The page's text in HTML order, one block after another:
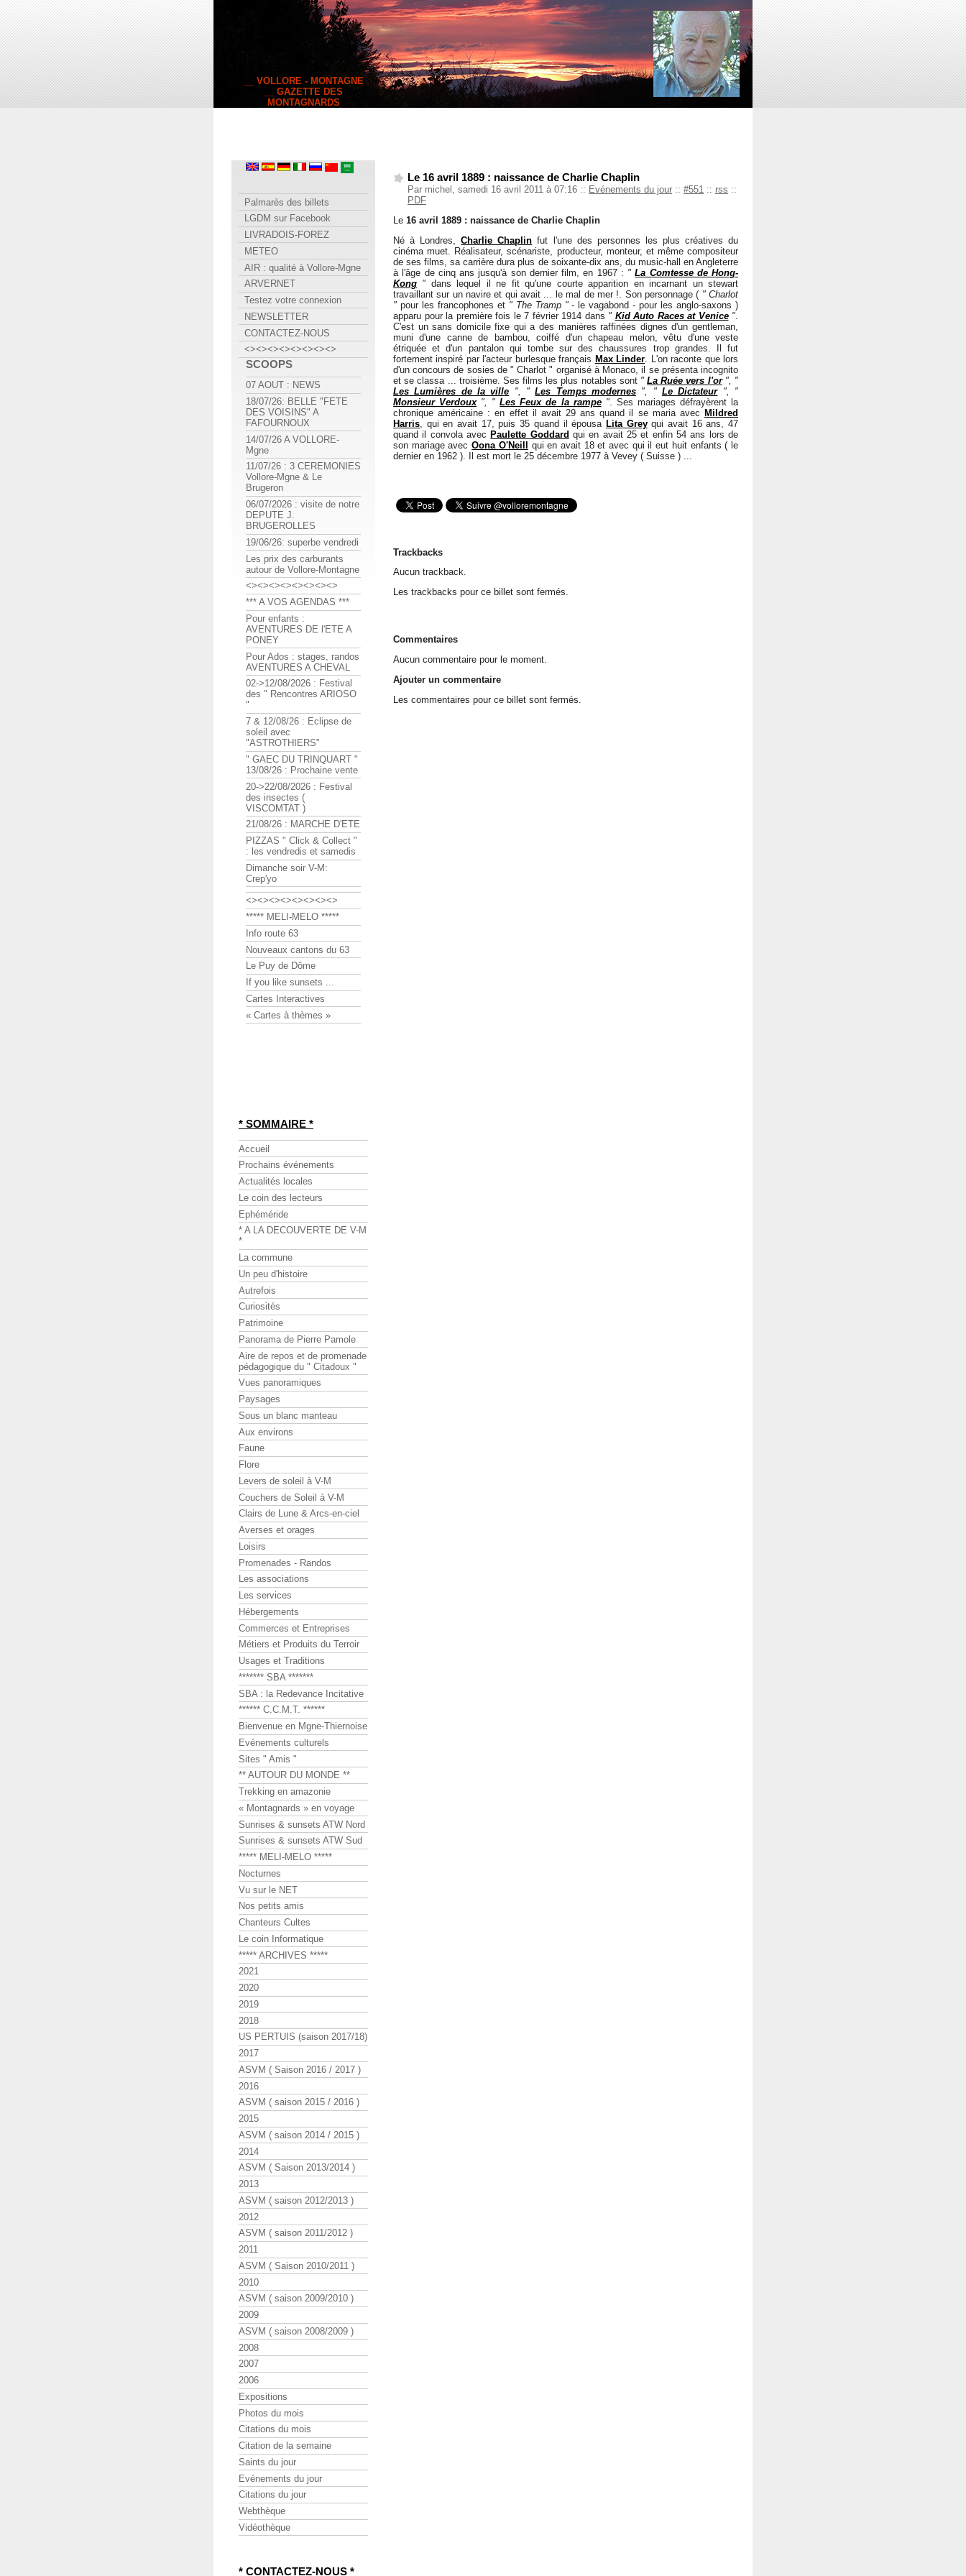
__ VOLLORE - MONTAGNE
__ GAZETTE DES
MONTAGNARDS
Le 16 avril 1889 : naissance de Charlie Chaplin
Par michel, samedi 16 avril 2011 à 07:16 :: Evénements du jour :: #551 :: rss ::
PDF
Le 16 avril 1889 : naissance de Charlie Chaplin
Né à Londres,Charlie Chaplin fut l'une des personnes les plus créatives du
cinéma muet. Réalisateur, scénariste, producteur, monteur, et même compositeur
de ses films, sa carrière dura plus de soixante-dix ans, du music-hall en Angleterre
à l'âge de cinq ans jusqu'à son dernier film, en 1967 : "La Comtesse de Hong-
Kong " dans lequel il ne fit qu'une courte apparition en incarnant un stewart
travaillant sur un navire et qui avait ... le mal de mer !. Son personnage ( " Charlot
" pour les francophones et " The Tramp "- le vagabond - pour les anglo-saxons )
apparu pour la première fois le 7 février 1914 dans " Kid Auto Races at Venice"
C'est un sans domicile fixe qui a des manières raffinées dignes d'un gentleman,
muni d'une canne de bambou, coiffé d'un chapeau melon, vêtu d'une veste
étriquée et d'un pantalon qui tombe sur des chaussures trop grandes. Il fut
fortement inspiré par l'acteur burlesque français Max Linder . L'on raconte que lors
d'un concours de sosies de " Charlot " organisé à Monaco, il se présenta incognito
et se classa ... troisième. Ses films les plus notables sont "La Ruée vers l'or", "
Les Lumières de la ville ", "Les Temps modernes ", "Le Dictateur", "
Monsieur Verdoux", "Les Feux de la rampe". Ses mariages défrayèrent la
chronique américaine : en effet il avait 29 ans quand il se maria avec Mildred
Harris , qui en avait 17, puis 35 quand il épousa Lita Greyqui avait 16 ans, 47
quand il convola avec Paulette Goddard qui en avait 25 et enfin 54 ans lors de
son mariage avecOona O'Neill
qui en avait 18 et avec qui il eut huit enfants ( le
dernier en 1962 ). Il est mort le 25 décembre 1977 à Vevey ( Suisse ) ...
Trackbacks
Aucun trackback.
Les trackbacks pour ce billet sont fermés.
Commentaires
Aucun commentaire pour le moment.
Ajouter un commentaire
Les commentaires pour ce billet sont fermés.
Palmarès des billets
LGDM sur Facebook
LIVRADOIS-FOREZ
METEO
AIR : qualité à Vollore-Mgne
ARVERNET
Testez votre connexion
NEWSLETTER
CONTACTEZ-NOUS
<><><><><><><><>
SCOOPS
07 AOUT : NEWS
18/07/26: BELLE "FETE
DES VOISINS" A
FAFOURNOUX
14/07/26 A VOLLORE-
Mgne
11/07/26 : 3 CEREMONIES
Vollore-Mgne & Le
Brugeron
06/07/2026 : visite de notre
DEPUTE J.
BRUGEROLLES
19/06/26: superbe vendredi
Les prix des carburants
autour de Vollore-Montagne
<><><><><><><><>
*** A VOS AGENDAS ***
Pour enfants :
AVENTURES DE l'ETE A
PONEY
Pour Ados : stages, randos
AVENTURES A CHEVAL
02->12/08/2026 : Festival
des " Rencontres ARIOSO
"
7 & 12/08/26 : Eclipse de
soleil avec
"ASTROTHIERS"
" GAEC DU TRINQUART "
13/08/26 : Prochaine vente
20->22/08/2026 : Festival
des insectes (
VISCOMTAT )
21/08/26 : MARCHE D'ETE
PIZZAS " Click & Collect "
: les vendredis et samedis
Dimanche soir V-M:
Crep'yo
<><><><><><><><>
***** MELI-MELO *****
Info route 63
Nouveaux cantons du 63
Le Puy de Dôme
If you like sunsets ...
Cartes Interactives
« Cartes à thèmes »
* SOMMAIRE *
Accueil
Prochains événements
Actualités locales
Le coin des lecteurs
Ephéméride
* A LA DECOUVERTE DE V-M
*
La commune
Un peu d'histoire
Autrefois
Curiosités
Patrimoine
Panorama de Pierre Pamole
Aire de repos et de promenade
pédagogique du " Citadoux "
Vues panoramiques
Paysages
Sous un blanc manteau
Aux environs
Faune
Flore
Levers de soleil à V-M
Couchers de Soleil à V-M
Clairs de Lune & Arcs-en-ciel
Averses et orages
Loisirs
Promenades - Randos
Les associations
Les services
Hébergements
Commerces et Entreprises
Métiers et Produits du Terroir
Usages et Traditions
******* SBA *******
SBA : la Redevance Incitative
****** C.C.M.T. ******
Bienvenue en Mgne-Thiernoise
Evénements culturels
Sites " Amis "
** AUTOUR DU MONDE **
Trekking en amazonie
« Montagnards » en voyage
Sunrises & sunsets ATW Nord
Sunrises & sunsets ATW Sud
***** MELI-MELO *****
Nocturnes
Vu sur le NET
Nos petits amis
Chanteurs Cultes
Le coin Informatique
***** ARCHIVES *****
2021
2020
2019
2018
US PERTUIS (saison 2017/18)
2017
ASVM ( Saison 2016 / 2017 )
2016
ASVM ( saison 2015 / 2016 )
2015
ASVM ( saison 2014 / 2015 )
2014
ASVM ( Saison 2013/2014 )
2013
ASVM ( saison 2012/2013 )
2012
ASVM ( saison 2011/2012 )
2011
ASVM ( Saison 2010/2011 )
2010
ASVM ( saison 2009/2010 )
2009
ASVM ( saison 2008/2009 )
2008
2007
2006
Expositions
Photos du mois
Citations du mois
Citation de la semaine
Saints du jour
Evénements du jour
Citations du jour
Webthèque
Vidéothèque
* CONTACTEZ-NOUS *